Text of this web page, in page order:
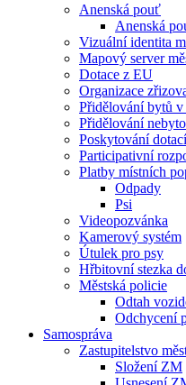
Anenská pouť
Anenská
Vizuální identita
Mapový server
Dotace z EU
Organizace
Přidělování bytů v
Přidělování
Poskytování
Participativní
Platby místních
Odpady
Psi
Videopozvánka
Kamerový systém
Útulek pro psy
Hřbitovní stezka
Městská policie
Odtah
Odchycení
Samospráva
Zastupitelstvo
Složení ZM